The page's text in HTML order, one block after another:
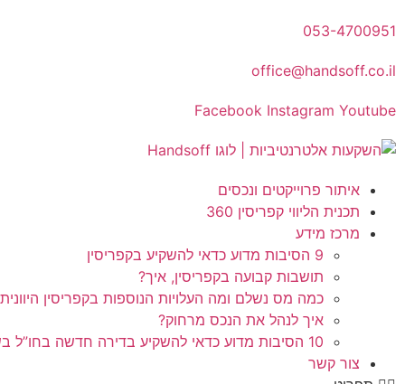
053-4700951
office@handsoff.co.il
Facebook Instagram Youtube
איתור פרוייקטים ונכסים
תכנית הליווי קפריסין 360
מרכז מידע
9 הסיבות מדוע כדאי להשקיע בקפריסין
תושבות קבועה בקפריסין, איך?
כמה מס נשלם ומה העלויות הנוספות בקפריסין
איך לנהל את הנכס מרחוק?
10 הסיבות מדוע כדאי להשקיע בדירה חדשה בחו”ל בשלב הפריסייל
צור קשר